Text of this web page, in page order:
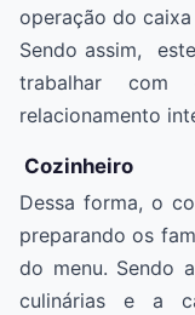
operação do
Sendo assim,
trabalhar
relacionamento
Cozinheiro
Dessa forma, o
preparando os
do menu. Sendo
culinárias e a